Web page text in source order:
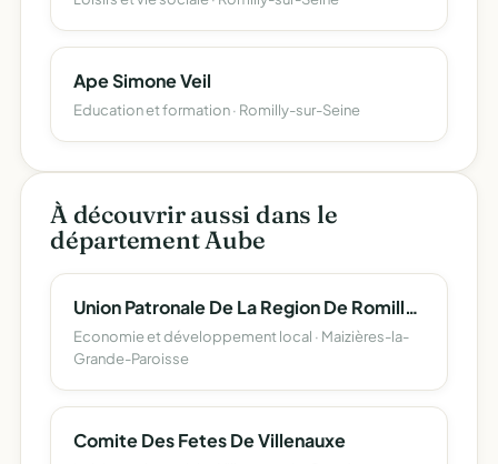
Ape Simone Veil
Education et formation · Romilly-sur-Seine
À découvrir aussi dans le
département Aube
Union Patronale De La Region De Romilly Et Nogent Sur Seine (Upren)
Economie et développement local · Maizières-la-
Grande-Paroisse
Comite Des Fetes De Villenauxe